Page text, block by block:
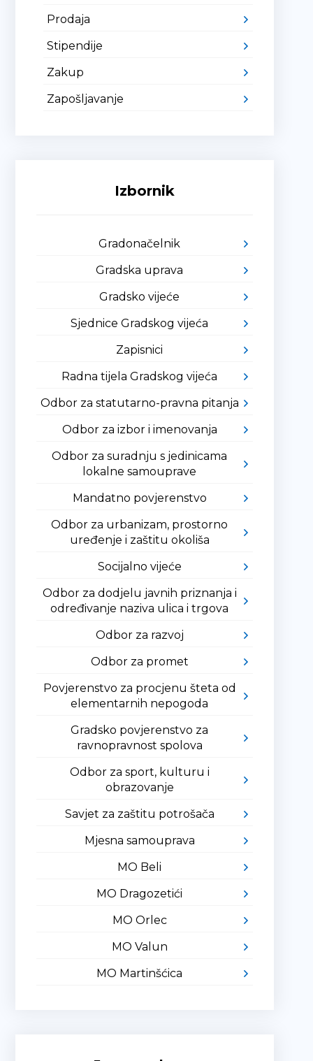
Prodaja
Stipendije
Zakup
Zapošljavanje
Izbornik
Gradonačelnik
Gradska uprava
Gradsko vijeće
Sjednice Gradskog vijeća
Zapisnici
Radna tijela Gradskog vijeća
Odbor za statutarno-pravna pitanja
Odbor za izbor i imenovanja
Odbor za suradnju s jedinicama
lokalne samouprave
Mandatno povjerenstvo
Odbor za urbanizam, prostorno
uređenje i zaštitu okoliša
Socijalno vijeće
Odbor za dodjelu javnih priznanja i
određivanje naziva ulica i trgova
Odbor za razvoj
Odbor za promet
Povjerenstvo za procjenu šteta od
elementarnih nepogoda
Gradsko povjerenstvo za
ravnopravnost spolova
Odbor za sport, kulturu i
obrazovanje
Savjet za zaštitu potrošača
Mjesna samouprava
MO Beli
MO Dragozetići
MO Orlec
MO Valun
MO Martinšćica